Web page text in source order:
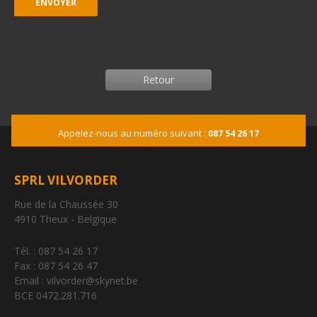
Retour
Appelez-nous au numéro suivant : 087 54 26 17
SPRL VILVORDER
Rue de la Chaussée 30
4910 Theux - Belgique
Tél. : 087 54 26 17
Fax : 087 54 26 47
Email : vilvorder@skynet.be
BCE 0472.281.716